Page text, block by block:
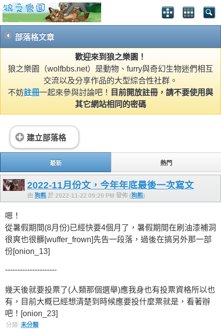
部落格文章
歡迎來到狼之樂園！
狼之樂園（wolfbbs.net）是動物、furry與奇幻生物迷們相互
交流以及分享作品的大型綜合性社群。
不妨註冊一起來參與討論吧！
目前開放註冊，請不要使用與
其它網站相同的密碼
建立部落格
最新 熱門
2022-11月份文，今年年底最後一次寫文
由 狗熊 於 2022-11-22 09:20 PM 發佈 (狗熊)
嗯！
從暑假期間(8月份)已經快要4個月了，暑假期間在刷油漆補洞
很爽也很髒[wuffer_frown]先告一段落，過後在搞另外那一部
份[onion_13]
---------------------
幾天後就要投票了(人類那個選舉)應我身也有投票資格所以也
有，目前大概已經想清楚到時候應要投什麼票就是，看著辦
吧！[onion_23]
分類: 未分類